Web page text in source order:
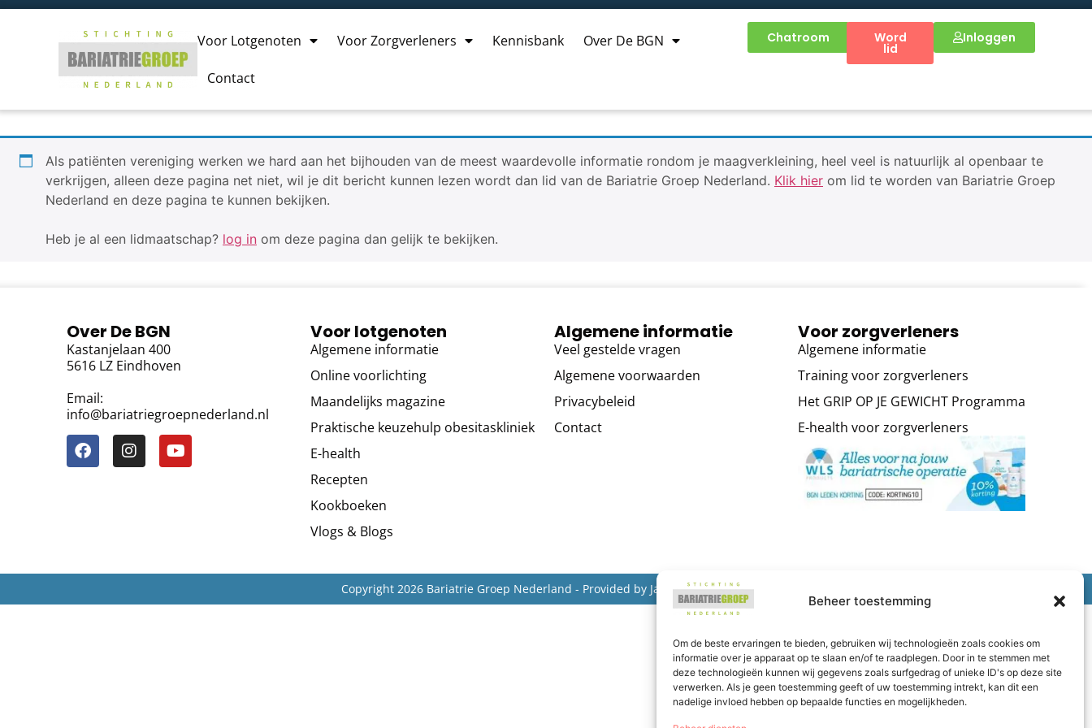
Beheer toestemming
Om de beste ervaringen te bieden, gebruiken wij technologieën zoals cookies om
informatie over je apparaat op te slaan en/of te raadplegen. Door in te stemmen met
deze technologieën kunnen wij gegevens zoals surfgedrag of unieke ID's op deze site
verwerken. Als je geen toestemming geeft of uw toestemming intrekt, kan dit een
nadelige invloed hebben op bepaalde functies en mogelijkheden.
Voor Lotgenoten Voor Zorgverleners Kennisbank Over De BGN
Contact
Chatroom Word
lid
Inloggen
Als patiënten vereniging werken we hard aan het bijhouden van de meest waardevolle informatie rondom je maagverkleining, heel veel is natuurlijk al openbaar te
verkrijgen, alleen deze pagina net niet, wil je dit bericht kunnen lezen wordt dan lid van de Bariatrie Groep Nederland. Klik hier om lid te worden van Bariatrie Groep
Nederland en deze pagina te kunnen bekijken.
Heb je al een lidmaatschap? log in om deze pagina dan gelijk te bekijken.
Over De BGN
Kastanjelaan 400
5616 LZ Eindhoven
Email:
info@bariatriegroepnederland.nl
Voor lotgenoten
Algemene informatie
Online voorlichting
Maandelijks magazine
Praktische keuzehulp obesitaskliniek
E-health
Recepten
Kookboeken
Vlogs & Blogs
Algemene informatie
Veel gestelde vragen
Algemene voorwaarden
Privacybeleid
Contact
Voor zorgverleners
Algemene informatie
Training voor zorgverleners
Het GRIP OP JE GEWICHT Programma
E-health voor zorgverleners
Copyright 2026 Bariatrie Groep Nederland - Provided by Jacob van Dam ICT